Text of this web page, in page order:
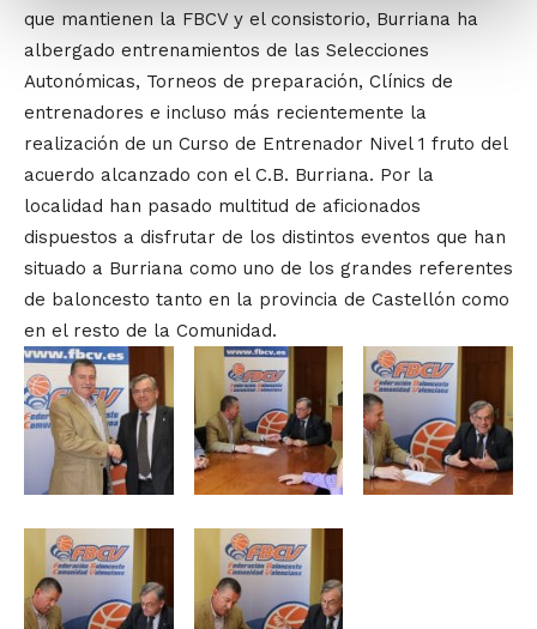
que mantienen la FBCV y el consistorio, Burriana ha
albergado entrenamientos de las Selecciones
Autonómicas, Torneos de preparación, Clínics de
entrenadores e incluso más recientemente la
realización de un Curso de Entrenador Nivel 1 fruto del
acuerdo alcanzado con el C.B. Burriana. Por la
localidad han pasado multitud de aficionados
dispuestos a disfrutar de los distintos eventos que han
situado a Burriana como uno de los grandes referentes
de baloncesto tanto en la provincia de Castellón como
en el resto de la Comunidad.